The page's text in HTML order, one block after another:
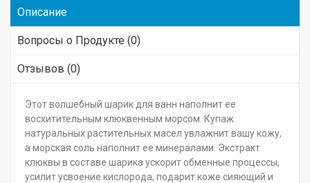
Описание
Вопросы о Продукте (0)
Отзывов (0)
Этот волшебный шарик для ванн наполнит ее
восхитительным клюквенным морсом. Купаж
натуральных растительных масел увлажнит вашу кожу,
а морская соль наполнит ее минералами. Экстракт
клюквы в составе шарика ускорит обменные процессы,
усилит усвоение кислорода, подарит коже сияющий и